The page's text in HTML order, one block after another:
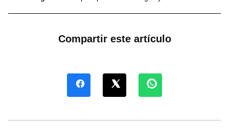
Compartir este artículo